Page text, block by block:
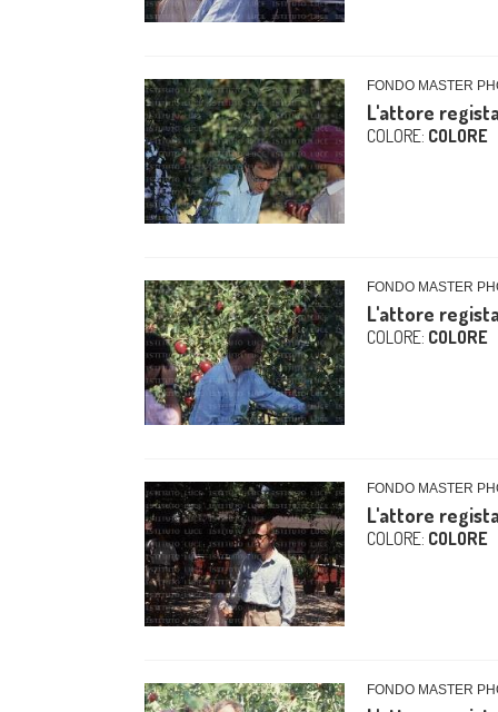
FONDO MASTER
L'attore
COLORE: COLORE
FONDO MASTER
L'attore
COLORE: COLORE
FONDO MASTER
L'attore
COLORE: COLORE
FONDO MASTER